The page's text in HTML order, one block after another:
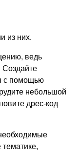
из них.
ведь
Создайте
с помощью
небольшой
дрес-код